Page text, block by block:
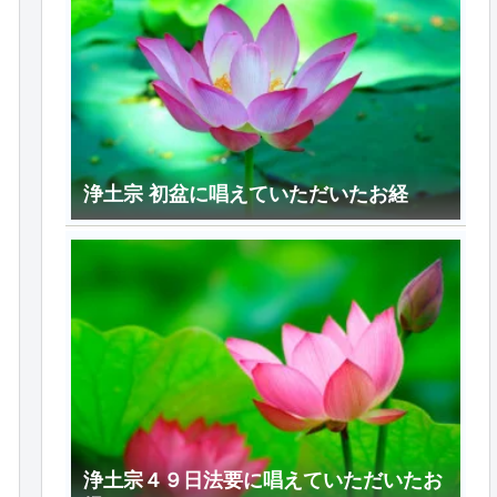
浄土宗 初盆に唱えていただいたお経
浄土宗４９日法要に唱えていただいたお